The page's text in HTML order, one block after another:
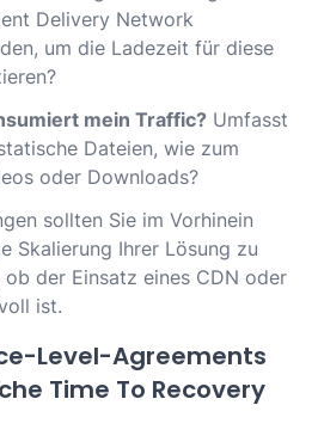
Delivery Network
um die Ladezeit für diese
mein Traffic? Umfasst
Dateien, wie zum
oder Downloads?
sollten Sie im Vorhinein
Skalierung Ihrer Lösung zu
der Einsatz eines CDN oder
ist.
Level-Agreements
Time To Recovery